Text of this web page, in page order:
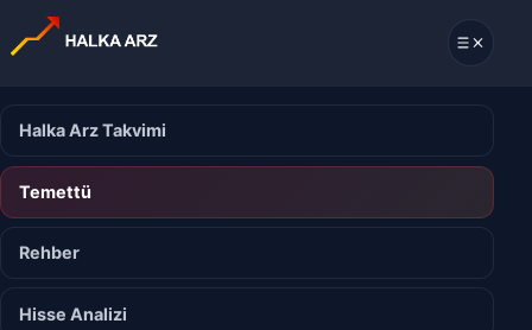
Halka Arz Takvimi
Temettü
Rehber
Hisse Analizi